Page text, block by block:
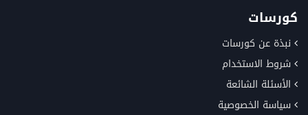
كورسات
نبذة عن كورسات
شروط الاستخدام
الأسئلة الشائعة
سياسة الخصوصية